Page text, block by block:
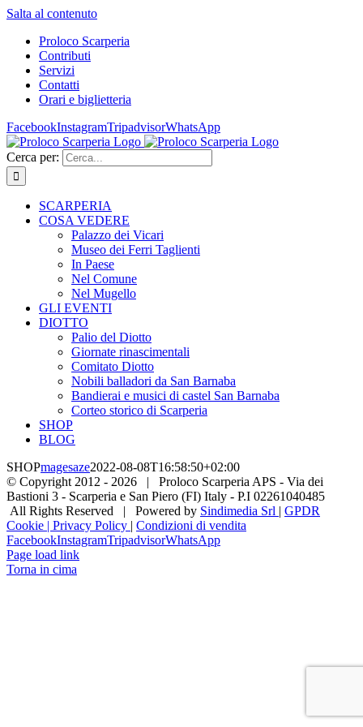
Salta al contenuto
Proloco Scarperia
Contributi
Servizi
Contatti
Orari e biglietteria
FacebookInstagramTripadvisorWhatsApp
Cerca per:
SCARPERIA
COSA VEDERE
Palazzo dei Vicari
Museo dei Ferri Taglienti
In Paese
Nel Comune
Nel Mugello
GLI EVENTI
DIOTTO
Palio del Diotto
Giornate rinascimentali
Comitato Diotto
Nobili balladori da San Barnaba
Bandierai e musici di castel San Barnaba
Corteo storico di Scarperia
SHOP
BLOG
SHOPmagesaze2022-08-08T16:58:50+02:00
© Copyright 2012 - 2026 | Proloco Scarperia APS - Via dei
Bastioni 3 - Scarperia e San Piero (FI) Italy - P.I 02261040485
All Rights Reserved | Powered by Sindimedia Srl | GPDR
Cookie | Privacy Policy | Condizioni di vendita
FacebookInstagramTripadvisorWhatsApp
Page load link
Torna in cima